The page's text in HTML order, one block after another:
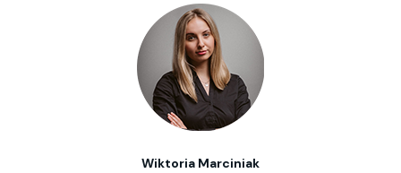
Wiktoria Marciniak